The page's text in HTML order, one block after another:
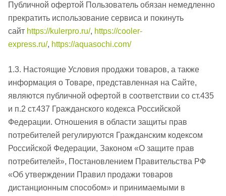
Публичной офертой Пользователь обязан немедленно
прекратить использование сервиса и покинуть
сайт https://kulerpro.ru/, https://cooler-
express.ru/, https://aquasochi.com/
1.3. Настоящие Условия продажи товаров, а также
информация о Товаре, представленная на Сайте,
являются публичной офертой в соответствии со ст.435
и п.2 ст.437 Гражданского кодекса Российской
Федерации. Отношения в области защиты прав
потребителей регулируются Гражданским кодексом
Российской Федерации, Законом «О защите прав
потребителей», Постановлением Правительства РФ
«Об утверждении Правил продажи товаров
дистанционным способом» и принимаемыми в